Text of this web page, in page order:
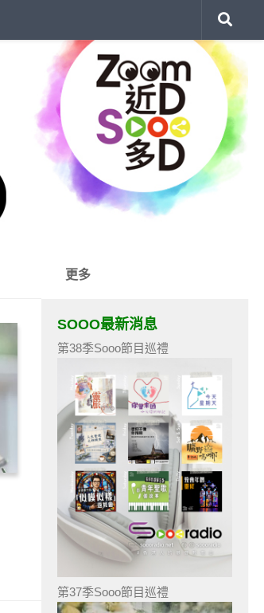
更多
SOOO最新消息
第38季Sooo節目巡禮
第37季Sooo節目巡禮